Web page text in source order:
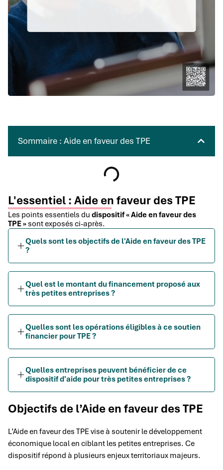
Sommaire : Aide en faveur des TPE
L'essentiel : Aide en faveur des TPE
Les points essentiels du dispositif « Aide en faveur des
TPE » sont exposés ci-après.
Quels sont les objectifs de l'Aide en faveur des TPE
?
Quel est le montant du financement proposé aux
très petites entreprises ?
Quelles sont les opérations éligibles à ce soutien
financier pour TPE ?
Quelles entreprises peuvent bénéficier de ce
dispositif d'aide pour très petites entreprises ?
Objectifs de l’Aide en faveur des TPE
L’Aide en faveur des TPE vise à soutenir le développement
économique local en ciblant les petites entreprises. Ce
dispositif répond à plusieurs enjeux territoriaux majeurs.